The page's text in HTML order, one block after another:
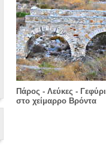
Πάρος - Λεύκες - Γεφύρι
στο χείμαρρο Βρόντα